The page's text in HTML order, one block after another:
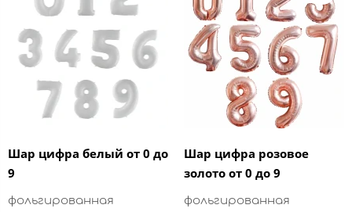
Шар цифра белый от 0 до
9
фольгированная
Шар цифра розовое
золото от 0 до 9
фольгированная